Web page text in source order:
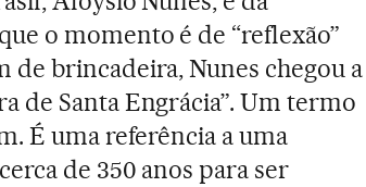
o momento é de “reflexão”
brincadeira, Nunes chegou a
de Santa Engrácia”. Um termo
É uma referência a uma
de 350 anos para ser